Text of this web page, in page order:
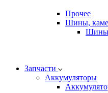
Прочее
Шины,
Шины,
Запчасти
Аккумуляторы